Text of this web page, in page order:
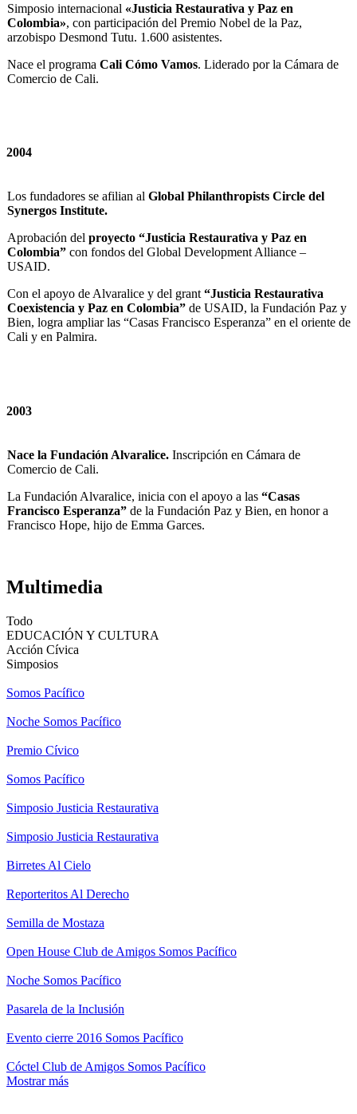
Simposio internacional «Justicia Restaurativa y Paz en
Colombia», con participación del Premio Nobel de la Paz,
arzobispo Desmond Tutu. 1.600 asistentes.
Nace el programa Cali Cómo Vamos. Liderado por la Cámara de
Comercio de Cali.
2004
Los fundadores se afilian al Global Philanthropists Circle del
Synergos Institute.
Aprobación del proyecto “Justicia Restaurativa y Paz en
Colombia”con fondos del Global Development Alliance –
USAID.
Con el apoyo de Alvaralice y del grant “Justicia Restaurativa
Coexistencia y Paz en Colombia”de USAID, la Fundación Paz y
Bien, logra ampliar las “Casas Francisco Esperanza” en el oriente de
Cali y en Palmira.
2003
Nace la Fundación Alvaralice.Inscripción en Cámara de
Comercio de Cali.
La Fundación Alvaralice, inicia con el apoyo a las “Casas
Francisco Esperanza”de la Fundación Paz y Bien, en honor a
Francisco Hope, hijo de Emma Garces.
Multimedia
Todo
EDUCACIÓN Y CULTURA
Acción Cívica
Simposios
Somos Pacífico
Noche Somos Pacífico
Premio Cívico
Somos Pacífico
Simposio Justicia Restaurativa
Simposio Justicia Restaurativa
Birretes Al Cielo
Reporteritos Al Derecho
Semilla de Mostaza
Open House Club de Amigos Somos Pacífico
Noche Somos Pacífico
Pasarela de la Inclusión
Evento cierre 2016 Somos Pacífico
Cóctel Club de Amigos Somos Pacífico
Mostrar más